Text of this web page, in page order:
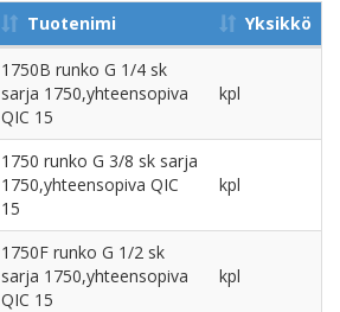
Tuotenimi Yksikkö
1750B runko G 1/4 sk
sarja 1750,yhteensopiva
QIC 15
kpl
1750 runko G 3/8 sk sarja
1750,yhteensopiva QIC
15
kpl
1750F runko G 1/2 sk
sarja 1750,yhteensopiva
QIC 15
kpl